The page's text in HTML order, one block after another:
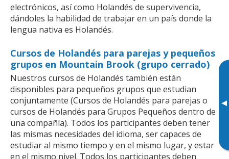
▸
electrónicos, así como Holandés de supervivencia,
dándoles la habilidad de trabajar en un país donde la
lengua nativa es Holandés.
Cursos de Holandés para parejas y pequeños
grupos en Mountain Brook (grupo cerrado)
Nuestros cursos de Holandés también están
disponibles para pequeños grupos que estudian
conjuntamente (Cursos de Holandés para parejas o
cursos de Holandés para Grupos Pequeños dentro de
una compañía). Todos los participantes deben tener
las mismas necesidades del idioma, ser capaces de
estudiar al mismo tiempo y en el mismo lugar, y estar
en el mismo nivel. Todos los participantes deben